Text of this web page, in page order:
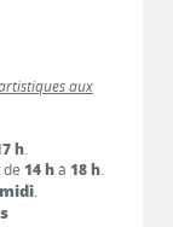
aux
h.
14 hà 18 h.
midi.